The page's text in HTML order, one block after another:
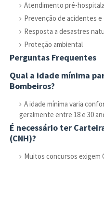
Atendimento pré-
Prevenção de acidentes e
Resposta a desastres
Proteção ambiental
Perguntas Frequentes
Qual a idade mínima
Bombeiros?
A idade mínima varia
geralmente entre 18 e 30
É necessário ter
(CNH)?
Muitos concursos exigem